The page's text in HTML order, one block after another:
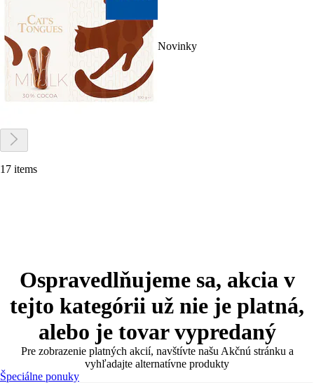
Novinky
17 items
Ospravedlňujeme sa, akcia v
tejto kategórii už nie je platná,
alebo je tovar vypredaný
Pre zobrazenie platných akcií, navštívte našu Akčnú stránku a
vyhľadajte alternatívne produkty
Špeciálne ponuky